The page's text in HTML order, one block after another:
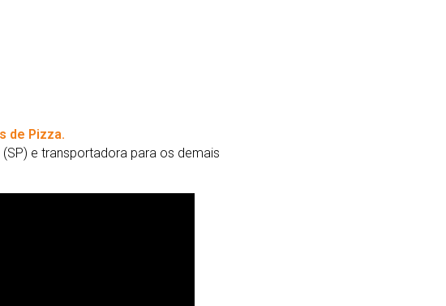
de Pizza.
e transportadora para os demais